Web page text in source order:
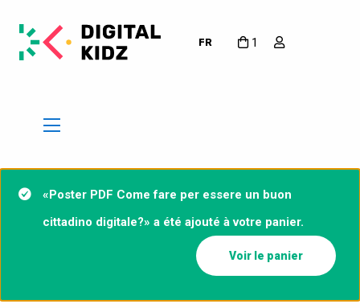
FR 1
«Poster PDF Come fare per essere un buon
cittadino digitale?» a été ajouté à votre panier.
Voir le panier